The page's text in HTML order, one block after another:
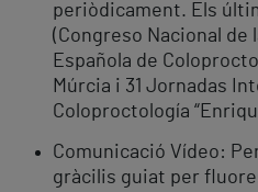
periòdicament. Els
(Congreso Nacional de
Española de
Múrcia i 31 Jornadas
Coloproctología
Comunicació Vídeo:
gràcilis guiat per